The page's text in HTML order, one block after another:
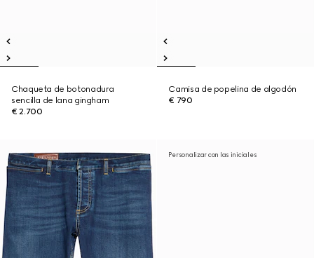
Chaqueta de botonadura
sencilla de lana gingham
€ 2.700
Camisa de popelina de algodón
€ 790
Personalizar con las iniciales